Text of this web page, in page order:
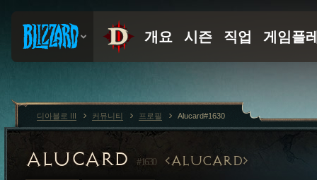
ALUCARD #1630 ALUCARD
디아블로 III 커뮤니티 프로필 Alucard#1630